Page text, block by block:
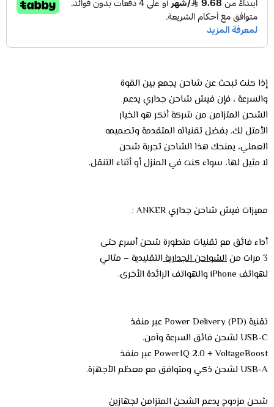
إذا كنت تبحث عن شاحن يجمع بين القوة
والسرعة ، فإن فيش شاحن جداري يدعم
الشحن المتزامن من شركة أنكر هو الخيار
الأمثل لك. بفضل تقنياته المتقدمة وتصميمه
العملي، يمنحك هذا الشاحن تجربة شحن
لا مثيل لها، سواء كنت في المنزل أو أثناء التنقل.
مميزات فيش شاحن جداري ANKER :
أداء فائق مع تقنيات متطورة شحن أسرع حتى
3 مرات من
الشواحن الجداريةالتقليدية – مثالي
لهواتف iPhone والهواتف الرائدة الأخرى.
تقنية Power Delivery (PD) عبر منفذ
USB-C لشحن فائق السرعة وآمن.
PowerIQ 2.0 + VoltageBoost عبر منفذ
USB-A لشحن ذكي ومتوافق مع معظم الأجهزة.
شحن مزدوج يدعم الشحن المتزامن لجهازين